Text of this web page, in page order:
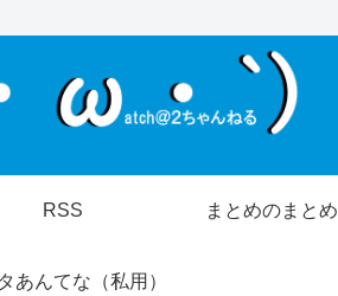
RSS まとめのまとめ
あんてな（私用）